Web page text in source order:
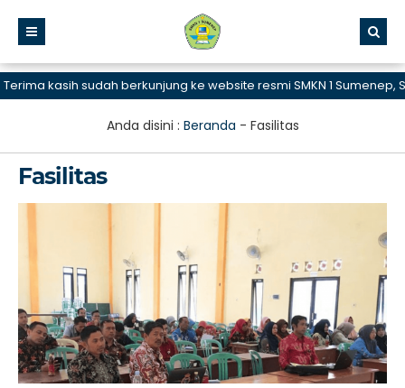
kasih sudah berkunjung ke website resmi SMKN 1 Sumenep, SMK
Anda disini : Beranda - Fasilitas
Fasilitas